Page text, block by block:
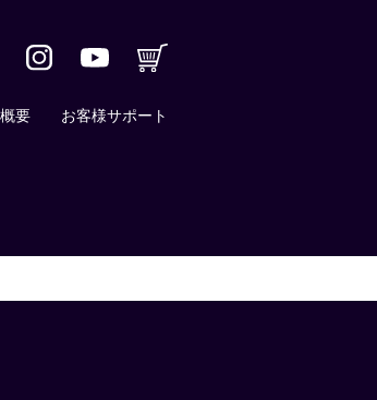
要 お客様サポート